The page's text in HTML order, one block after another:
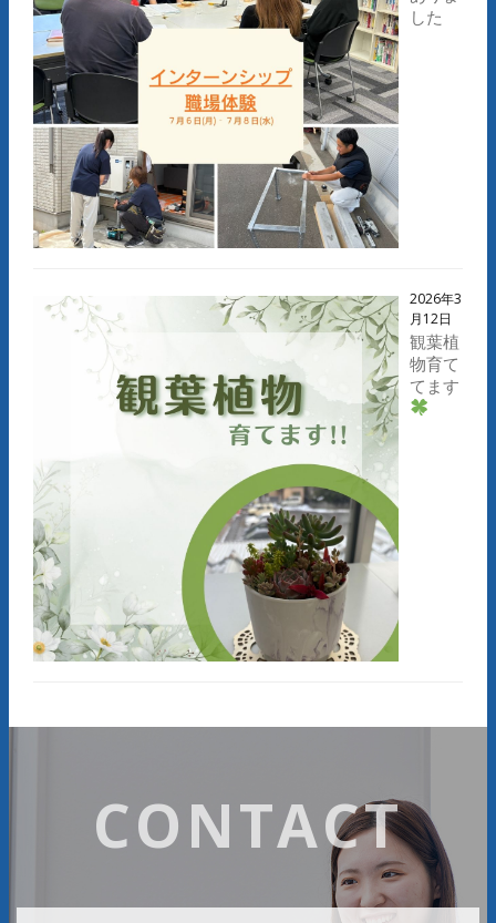
した
2026年3
月12日
観葉植
物育て
てます
CONTACT